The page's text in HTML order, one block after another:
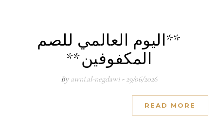
**اليوم العالمي للصم
المكفوفين**
29/06/2026
- By
awni.al-negdawi
READ MORE